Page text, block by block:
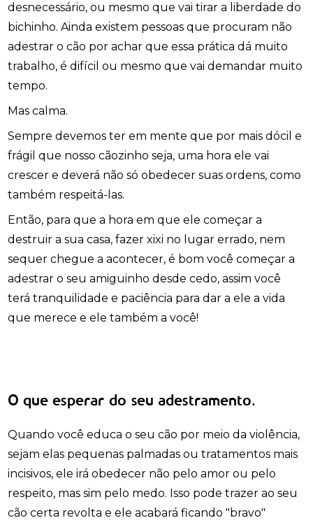
desnecessário, ou mesmo que vai tirar a liberdade do
bichinho. Ainda existem pessoas que procuram não
adestrar o cão por achar que essa prática dá muito
trabalho, é difícil ou mesmo que vai demandar muito
tempo.
Mas calma.
Sempre devemos ter em mente que por mais dócil e
frágil que nosso cãozinho seja, uma hora ele vai
crescer e deverá não só obedecer suas ordens, como
também respeitá-las.
Então, para que a hora em que ele começar a
destruir a sua casa, fazer xixi no lugar errado, nem
sequer chegue a acontecer, é bom você começar a
adestrar o seu amiguinho desde cedo, assim você
terá tranquilidade e paciência para dar a ele a vida
que merece e ele também a você!
O que esperar do seu adestramento.
Quando você educa o seu cão por meio da violência,
sejam elas pequenas palmadas ou tratamentos mais
incisivos, ele irá obedecer não pelo amor ou pelo
respeito, mas sim pelo medo. Isso pode trazer ao seu
cão certa revolta e ele acabará ficando "bravo"